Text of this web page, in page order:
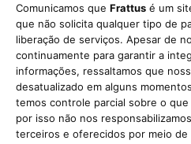
Comunicamos que Frattus é um
que não solicita qualquer tipo de
liberação de serviços. Apesar de
continuamente para garantir a
informações, ressaltamos que
desatualizado em alguns
temos controle parcial sobre o
por isso não nos
terceiros e oferecidos por meio de